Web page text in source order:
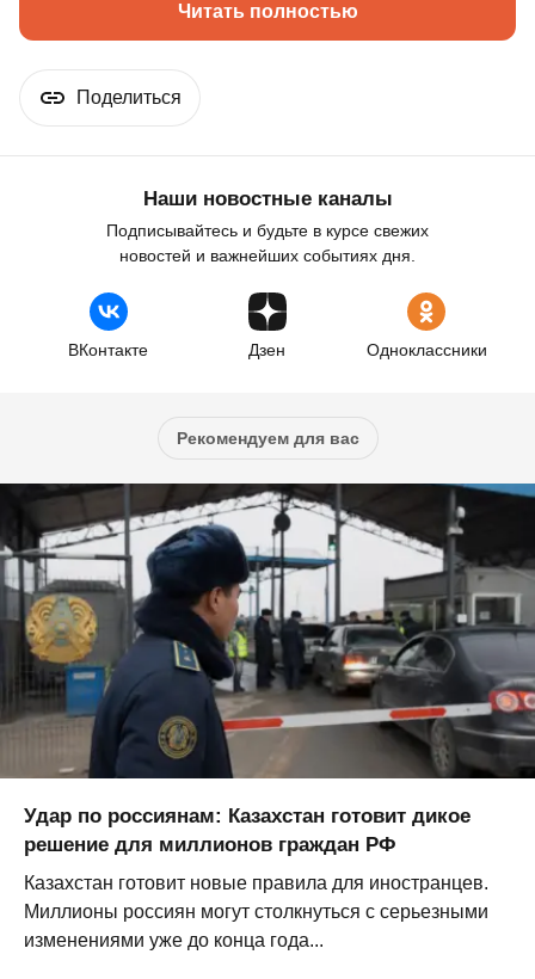
Читать полностью
Поделиться
Наши новостные каналы
Подписывайтесь и будьте в курсе свежих
новостей и важнейших событиях дня.
ВКонтакте Дзен Одноклассники
Рекомендуем для вас
Удар по россиянам: Казахстан готовит дикое
решение для миллионов граждан РФ
Казахстан готовит новые правила для иностранцев.
Миллионы россиян могут столкнуться с серьезными
изменениями уже до конца года...